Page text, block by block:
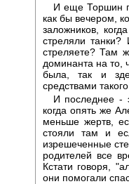
И еще Торшин
как бы вечером,
заложников,
стреляли
стреляете? Там
доминанта на то,
была, так и
средствами
И последнее -
когда опять же
меньше жертв,
стояли там и
изрешеченные
родителей все
Кстати говоря,
они помогали